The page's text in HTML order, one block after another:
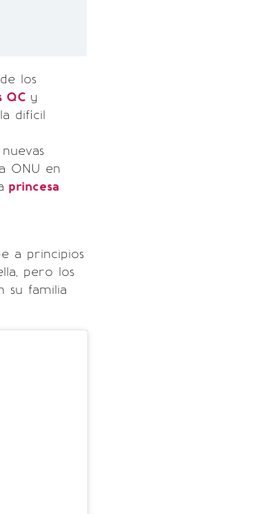
los
QC y
difícil
ONU en
princesa
a principios
pero los
su familia